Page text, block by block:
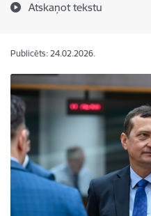
Atskaņot tekstu
Publicēts: 24.02.2026.